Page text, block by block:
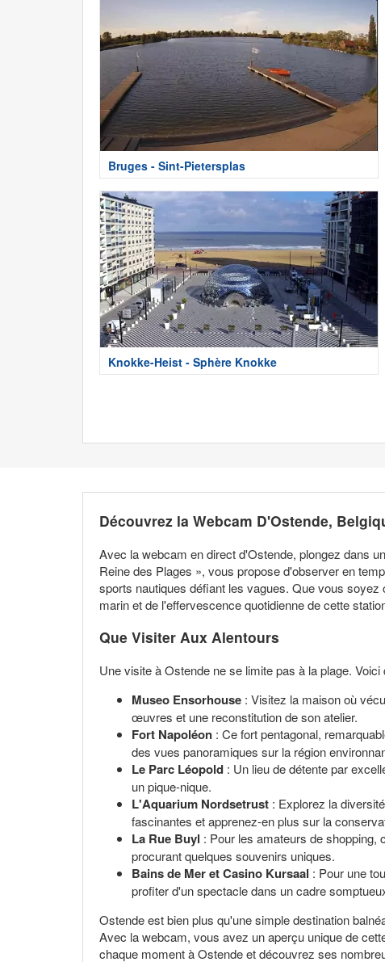
Bruges - Sint-Pietersplas
Knokke-Heist - Sphère Knokke
Découvrez la Webcam D'Ostende,
Avec la webcam en direct d'Ostende, plongez dans
Reine des Plages », vous propose d'observer en
sports nautiques défiant les vagues. Que vous
marin et de l'effervescence quotidienne de cette
Que Visiter Aux Alentours
Une visite à Ostende ne se limite pas à la plage.
Museo Ensorhouse : Visitez la maison où
œuvres et une reconstitution de son atelier.
Fort Napoléon : Ce fort pentagonal,
des vues panoramiques sur la région
Le Parc Léopold : Un lieu de détente par
un pique-nique.
L'Aquarium Nordsetrust : Explorez la
fascinantes et apprenez-en plus sur la
La Rue Buyl : Pour les amateurs de shopping,
procurant quelques souvenirs uniques.
Bains de Mer et Casino Kursaal : Pour une
profiter d'un spectacle dans un cadre
Ostende est bien plus qu'une simple destination
Avec la webcam, vous avez un aperçu unique de
chaque moment à Ostende et découvrez ses